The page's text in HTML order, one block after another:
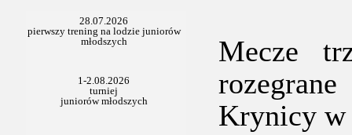
Mecze
Krynicy w